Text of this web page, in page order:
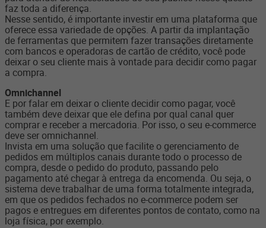
faz toda a diferença.
Nesse sentido, é importante investir em uma plataforma que
oferece essa variedade de opções. A partir da implantação
de ferramentas que permitem fazer transações diretamente
com bancos e operadoras de cartão de crédito, você pode
deixar o seu cliente mais à vontade para decidir como pagar
a compra.
Omnichannel
E por falar em deixar o cliente decidir como pagar, você
também deve deixar que ele defina por qual canal quer
comprar e receber a mercadoria. Por isso, o seu e-commerce
deve ser omnichannel.
Invista em uma solução que facilite o gerenciamento de
pedidos em múltiplos canais durante todo o processo de
compra, desde o pedido do produto, passando pelo
pagamento até chegar à entrega da encomenda. Ou seja, o
sistema deve trabalhar de uma forma totalmente integrada,
em que os pedidos fechados no e-commerce podem ser
pagos e entregues em diferentes pontos de contato, como na
loja física, por exemplo.